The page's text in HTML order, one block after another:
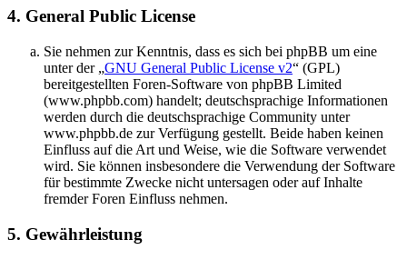
4. General Public License
Sie nehmen zur Kenntnis, dass es sich bei phpBB um eine
unter der „GNU General Public License v2“ (GPL)
bereitgestellten Foren-Software von phpBB Limited
(www.phpbb.com) handelt; deutschsprachige Informationen
werden durch die deutschsprachige Community unter
www.phpbb.de zur Verfügung gestellt. Beide haben keinen
Einfluss auf die Art und Weise, wie die Software verwendet
wird. Sie können insbesondere die Verwendung der Software
für bestimmte Zwecke nicht untersagen oder auf Inhalte
fremder Foren Einfluss nehmen.
5. Gewährleistung